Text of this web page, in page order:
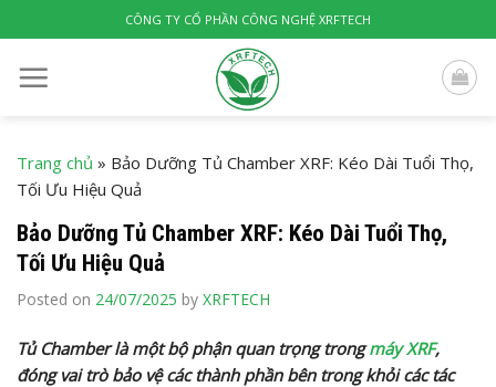
to
content
CÔNG TY CỔ PHẦN CÔNG NGHỆ XRFTECH
Trang chủ » Bảo Dưỡng Tủ Chamber XRF: Kéo Dài Tuổi Thọ,
Tối Ưu Hiệu Quả
Bảo Dưỡng Tủ Chamber XRF: Kéo Dài Tuổi Thọ,
Tối Ưu Hiệu Quả
Posted on 24/07/2025 by XRFTECH
Tủ Chamber là một bộ phận quan trọng trongmáy XRF,
đóng vai trò bảo vệ các thành phần bên trong khỏi các tác